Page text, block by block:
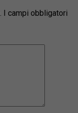
I campi obbligatori